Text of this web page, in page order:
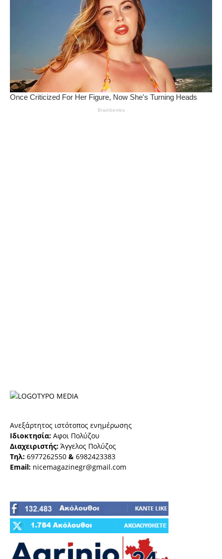
Ανεξάρτητος ιστότοπος ενημέρωσης
Ιδιοκτησία: Αφοι Πολύζου
Διαχειριστής: Άγγελος Πολύζος
Τηλ: 6977262550 & 6982423383
Email: nicemagazinegr@gmail.com